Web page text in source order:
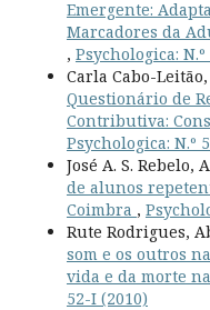
Emergente:
Marcadores da
, Psychologica: N.º
Carla Cabo-
Questionário de
Contributiva:
Psychologica: N.º
José A. S. Rebelo,
de alunos
Coimbra ,
Rute Rodrigues,
som e os outros
vida e da morte
52-I (2010)